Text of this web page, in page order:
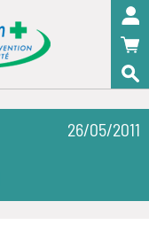
26/05/2011